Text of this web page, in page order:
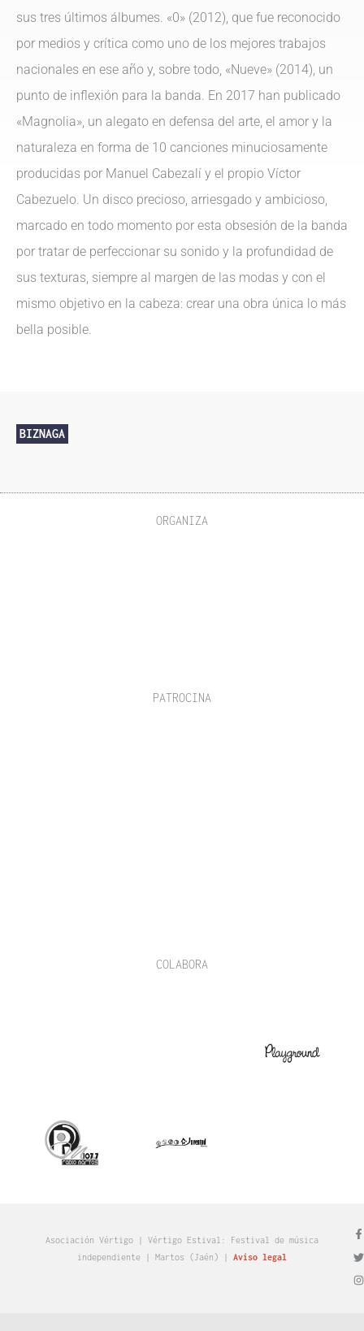
sus tres últimos álbumes. «0» (2012), que fue reconocido
por medios y crítica como uno de los mejores trabajos
nacionales en ese año y, sobre todo, «Nueve» (2014), un
punto de inflexión para la banda. En 2017 han publicado
«Magnolia», un alegato en defensa del arte, el amor y la
naturaleza en forma de 10 canciones minuciosamente
producidas por Manuel Cabezalí y el propio Víctor
Cabezuelo. Un disco precioso, arriesgado y ambicioso,
marcado en todo momento por esta obsesión de la banda
por tratar de perfeccionar su sonido y la profundidad de
sus texturas, siempre al margen de las modas y con el
mismo objetivo en la cabeza: crear una obra única lo más
bella posible.
BIZNAGA
ORGANIZA
PATROCINA
COLABORA
Asociación Vértigo | Vértigo Estival: Festival de música
independiente | Martos (Jaén)​ | Aviso legal